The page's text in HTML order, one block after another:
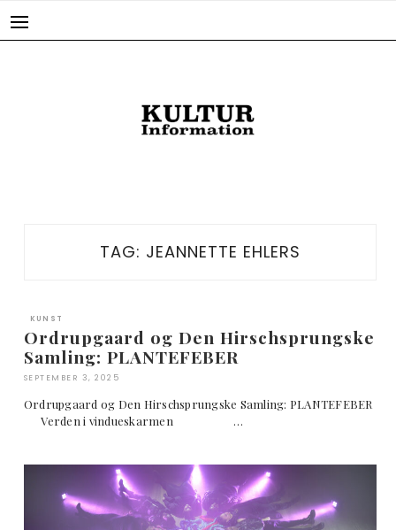
TAG: JEANNETTE EHLERS
KUNST
Ordrupgaard og Den Hirschsprungske
Samling: PLANTEFEBER
SEPTEMBER 3, 2025
Ordrupgaard og Den Hirschsprungske Samling: PLANTEFEBER
Verden i vindueskarmen …